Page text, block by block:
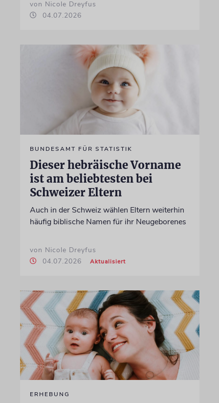
von Nicole Dreyfus
04.07.2026
BUNDESAMT FÜR STATISTIK
Dieser hebräische Vorname
ist am beliebtesten bei
Schweizer Eltern
Auch in der Schweiz wählen Eltern weiterhin
häufig biblische Namen für ihr Neugeborenes
von Nicole Dreyfus
04.07.2026
Aktualisiert
ERHEBUNG